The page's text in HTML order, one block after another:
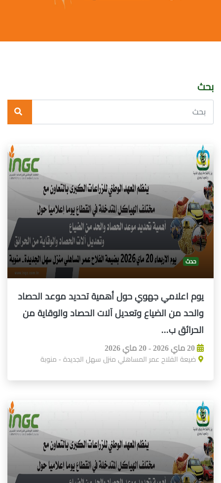
بحث
حدث
يوم اعلامي جهوي حول أهمية تحديد موعد الحصاد
والحد من الضياع وتعديل آلات الحصاد والوقاية من
الحرائق ب...
20 ماي 2026 - 20 ماي 2026
ضيعة الفلاح عمر المساهلي منزل سهل الجديدة - منوبة